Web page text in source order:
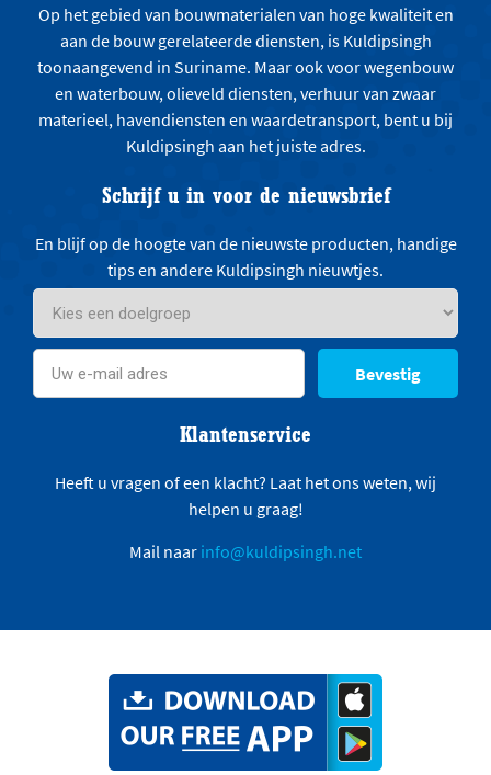
Op het gebied van bouwmaterialen van hoge kwaliteit en
aan de bouw gerelateerde diensten, is Kuldipsingh
toonaangevend in Suriname. Maar ook voor wegenbouw
en waterbouw, olieveld diensten, verhuur van zwaar
materieel, havendiensten en waardetransport, bent u bij
Kuldipsingh aan het juiste adres.
Schrijf u in voor de nieuwsbrief
En blijf op de hoogte van de nieuwste producten, handige
tips en andere Kuldipsingh nieuwtjes.
Bevestig
Klantenservice
Heeft u vragen of een klacht? Laat het ons weten, wij
helpen u graag!
Mail naar info@kuldipsingh.net